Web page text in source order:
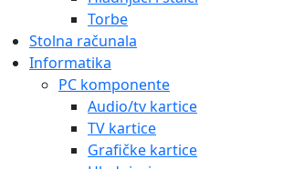
Torbe
Stolna računala
Informatika
PC komponente
Audio/tv kartice
TV kartice
Grafičke kartice